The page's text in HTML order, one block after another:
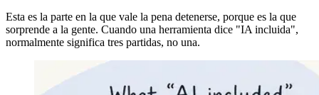
Esta es la parte en la que vale la pena detenerse, porque es la que
sorprende a la gente. Cuando una herramienta dice "IA incluida",
normalmente significa tres partidas, no una.